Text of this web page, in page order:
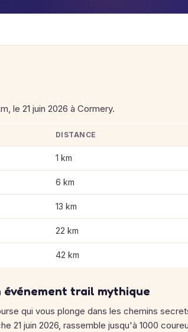
le 21 juin 2026 à Cormery.
DISTANCE
1 km
6 km
13 km
22 km
42 km
événement trail mythique
qui vous plonge dans les chemins
21 juin 2026, rassemble jusqu'à 1000